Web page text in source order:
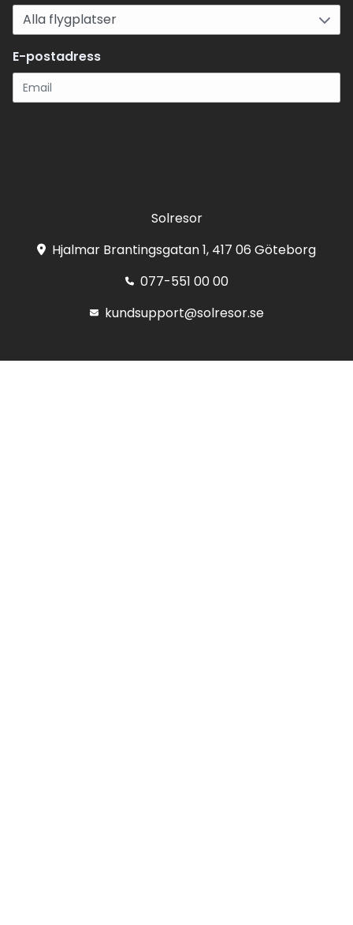
E-postadress
Solresor
Hjalmar Brantingsgatan 1, 417 06 Göteborg
077-551 00 00
kundsupport@solresor.se